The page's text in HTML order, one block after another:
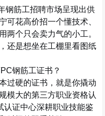
钢筋工招聘市场呈现出供
可花高价招一个懂技术、
两个只会卖力气的小工。
还是想坐在工棚里看图纸
钢筋工证书？
过硬的证书，就是你撬动
模大的第三方职业资格认
认证中心深耕职业技能鉴